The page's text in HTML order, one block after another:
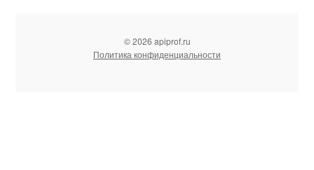
© 2026 apiprof.ru
Политика конфиденциальности